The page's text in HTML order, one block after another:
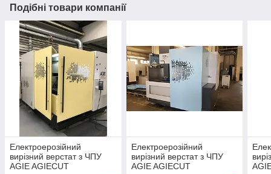
Подібні товари компанії
Електроерозійний
вирізний верстат з ЧПУ
AGIE AGIECUT
Електроерозійний
вирізний верстат з ЧПУ
AGIE AGIECUT